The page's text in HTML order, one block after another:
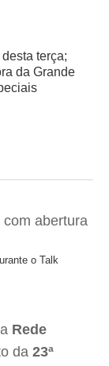
terça;
da Grande
o Talk
Rede
da 23ª